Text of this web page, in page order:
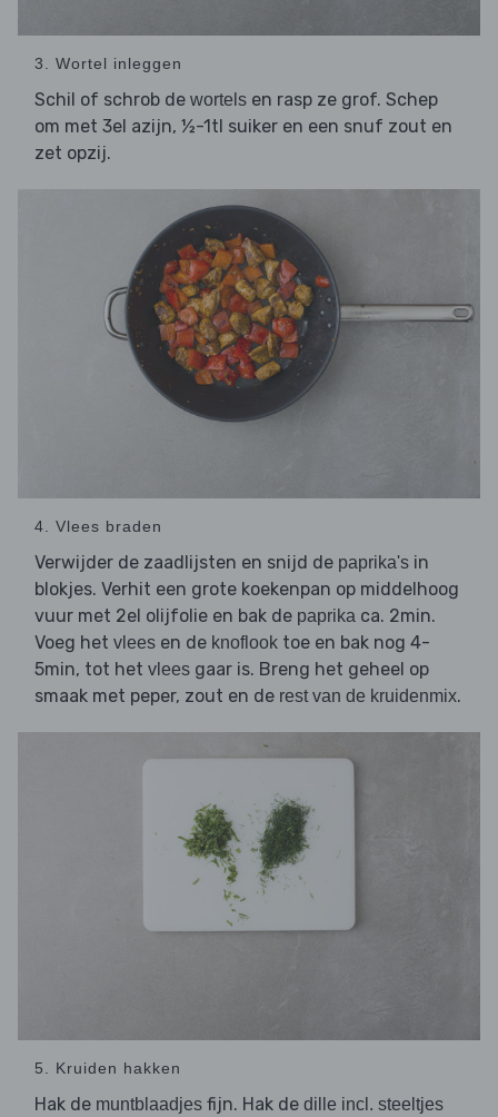
3. Wortel inleggen
Schil of schrob de wortels en rasp ze grof. Schep
om met 3el azijn, ½-1tl suiker en een snuf zout en
zet opzij.
4. Vlees braden
Verwijder de zaadlijsten en snijd de paprika's in
blokjes. Verhit een grote koekenpan op middelhoog
vuur met 2el olijfolie en bak de paprika ca. 2min.
Voeg het vlees en de knoflook toe en bak nog 4-
5min, tot het vlees gaar is. Breng het geheel op
smaak met peper, zout en de rest van de kruidenmix.
5. Kruiden hakken
Hak de muntblaadjes fijn. Hak de dille incl. steeltjes